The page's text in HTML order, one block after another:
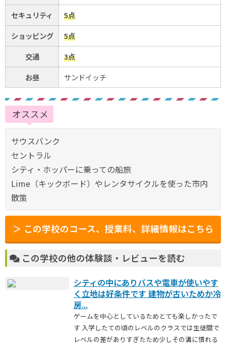
セキュリティ
5点
ショッピング
5点
交通
3点
お昼
サンドイッチ
オススメ
サウスバンク
セントラル
シティ・ホッパーに乗っての船旅
Lime（キックボード）やレンタサイクルを使った市内
散策
＞ この学校のコース、授業料、詳細情報はこちら
この学校の他の体験談・レビューを読む
シティの中にありバスや電車が使いやす
く立地は好条件です 建物が古いためか冷
房...
ゲームを中心としているためとても楽しかったで
す 入学したての頃のレベルのクラスでは生徒間で
レベルの差がありすぎたため少しその溝に慣れる